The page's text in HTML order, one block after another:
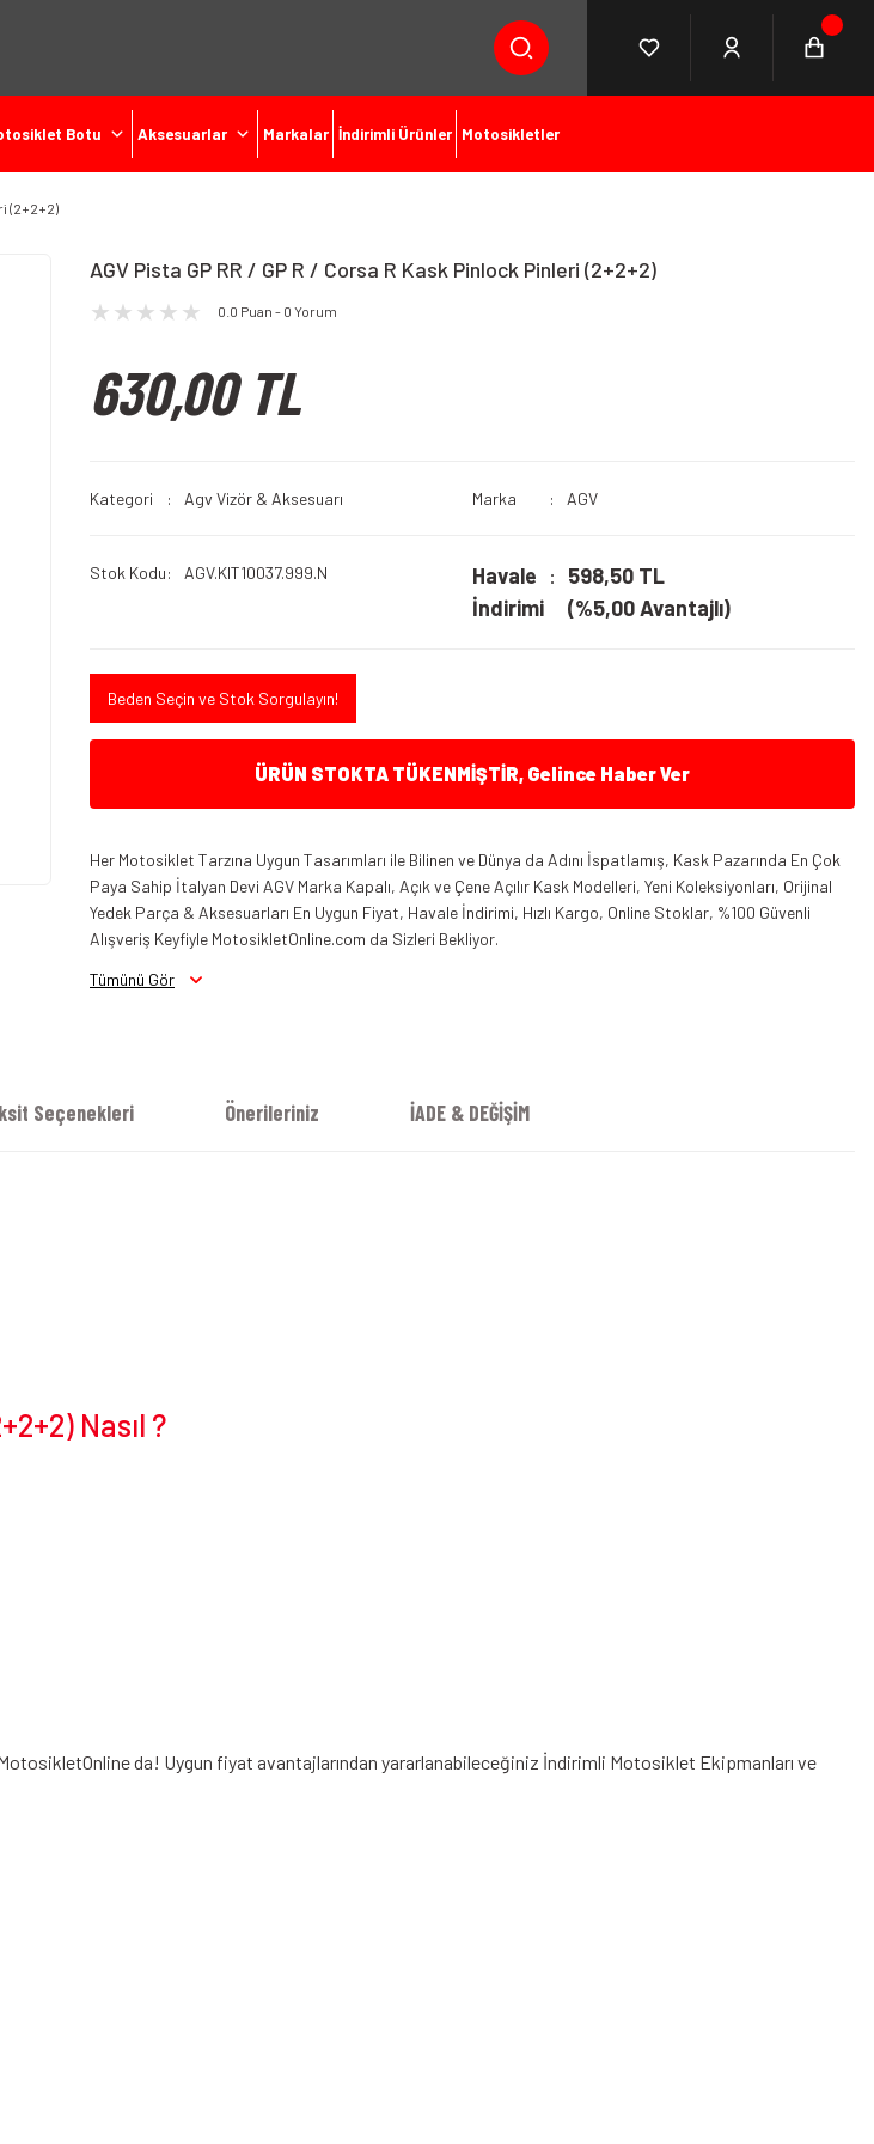
Botu Aksesuarlar Markalar İndirimli Ürünler Motosikletler
(2+2+2)
AGV Pista GP RR / GP R / Corsa R Kask Pinlock Pinleri (2+2+2)
0.0 Puan - 0 Yorum
630,00 TL
Kategori Agv Vizör & Aksesuarı Marka AGV
Stok Kodu AGV.KIT10037.999.N
Havale
İndirimi
598,50 TL
(%5,00 Avantajlı)
Beden Seçin ve Stok Sorgulayın!
ÜRÜN STOKTA TÜKENMİŞTİR, Gelince Haber Ver
Her Motosiklet Tarzına Uygun Tasarımları ile Bilinen ve Dünya da Adını İspatlamış, Kask Pazarında En Çok
Paya Sahip İtalyan Devi AGV Marka Kapalı, Açık ve Çene Açılır Kask Modelleri, Yeni Koleksiyonları, Orijinal
Yedek Parça & Aksesuarları En Uygun Fiyat, Havale İndirimi, Hızlı Kargo, Online Stoklar, %100 Güvenli
Alışveriş Keyfiyle MotosikletOnline.com da Sizleri Bekliyor.
Tümünü Gör
Seçenekleri Önerileriniz İADE & DEĞİŞİM
Nasıl ?
da! Uygun fiyat avantajlarından yararlanabileceğiniz İndirimli Motosiklet Ekipmanları ve